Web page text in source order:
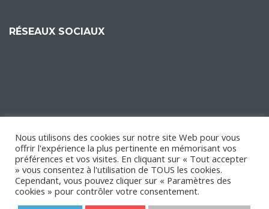
RÉSEAUX SOCIAUX
Nous utilisons des cookies sur notre site Web pour vous
offrir l'expérience la plus pertinente en mémorisant vos
préférences et vos visites. En cliquant sur « Tout accepter
» vous consentez à l'utilisation de TOUS les cookies.
Cependant, vous pouvez cliquer sur « Paramètres des
cookies » pour contrôler votre consentement.